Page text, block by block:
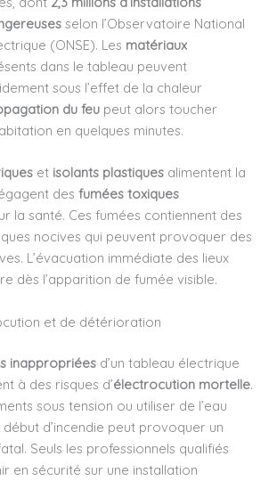
selon l’Observatoire National
(ONSE). Les matériaux
dans le tableau peuvent
sous l’effet de la chaleur
du feu peut alors toucher
en quelques minutes.
et isolants plastiques alimentent la
desfumées toxiques
la santé. Ces fumées contiennent des
nocives qui peuvent provoquer des
L’évacuation immédiate des lieux
dès l’apparition de fumée visible.
et de détérioration
inappropriées d’un tableau électrique
à des risques d’électrocution mortelle.
sous tension ou utiliser de l’eau
d’incendie peut provoquer un
Seuls les professionnels qualifiés
en sécurité sur une installation